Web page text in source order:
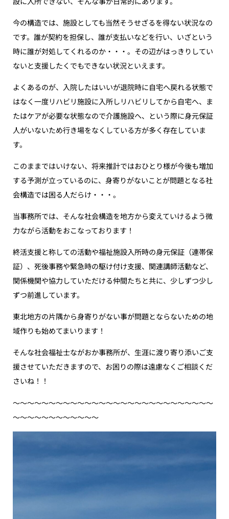
今の構造では、施設としても当然そうせざるを得ない状況なの
です。誰が契約を担保し、誰が支払いなどを行い、いざという
時に誰が対処してくれるのか・・・。その辺がはっきりしてい
ないと支援したくでもできない状況といえます。
よくあるのが、入院したはいいが退院時に自宅へ戻れる状態で
はなく一度リハビリ施設に入所しリハビリしてから自宅へ、ま
たはケアが必要な状態なので介護施設へ、という際に身元保証
人がいないため行き場をなくしている方が多く存在していま
す。
このままではいけない、将来推計ではおひとり様が今後も増加
する予測が立っているのに、身寄りがないことが問題となる社
会構造では困る人だらけ・・・。
当事務所では、そんな社会構造を地方から変えていけるよう微
力ながら活動をおこなっております！
終活支援と称しての活動や福祉施設入所時の身元保証（連帯保
証）、死後事務や緊急時の駆け付け支援、関連講師活動など、
関係機関や協力していただける仲間たちと共に、少しずつ少し
ずつ前進しています。
東北地方の片隅から身寄りがない事が問題とならないための地
域作りも始めてまいります！
そんな社会福祉士ながおか事務所が、生涯に渡り寄り添いご支
援させていただきますので、お困りの際は遠慮なくご相談くだ
さいね！！
〜〜〜〜〜〜〜〜〜〜〜〜〜〜〜〜〜〜〜〜〜〜〜〜〜〜〜〜
〜〜〜〜〜〜〜〜〜〜〜〜